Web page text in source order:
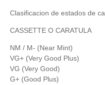
Clasificacion de estados de
CASSETTE O CARATULA
NM / M- (Near Mint)
VG+ (Very Good Plus)
VG (Very Good)
G+ (Good Plus)